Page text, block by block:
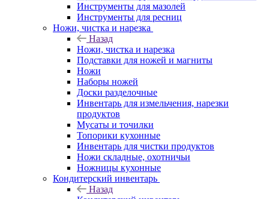
Инструменты для мазолей
Инструменты для ресниц
Ножи, чистка и нарезка
Назад
Ножи, чистка и нарезка
Подставки для ножей и магниты
Ножи
Наборы ножей
Доски разделочные
Инвентарь для измельчения, нарезки
продуктов
Мусаты и точилки
Топорики кухонные
Инвентарь для чистки продуктов
Ножи складные, охотничьи
Ножницы кухонные
Кондитерский инвентарь
Назад